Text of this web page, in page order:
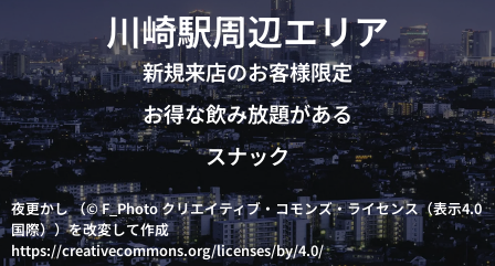
川崎駅周辺エリア
新規来店のお客様限定
お得な飲み放題がある
スナック
夜更かし （© F_Photo クリエイティブ・コモンズ・ライセンス（表示4.0
国際））を改変して作成
https://creativecommons.org/licenses/by/4.0/